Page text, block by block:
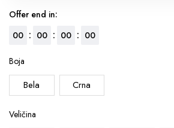
Offer end in:
00 : 00 : 00 : 00
Boja
Bela Crna
Veličina